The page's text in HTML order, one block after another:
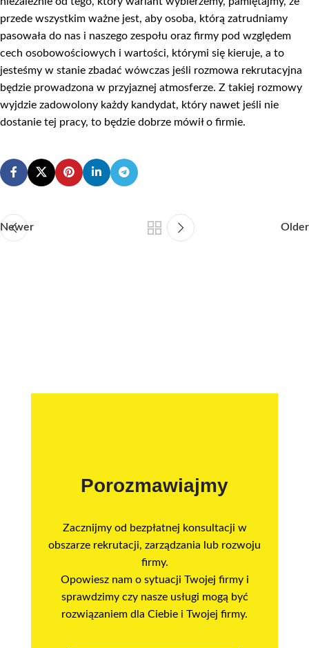
przede wszystkim ważne jest, aby osoba, którą zatrudniamy
pasowała do nas i naszego zespołu oraz firmy pod względem
cech osobowościowych i wartości, którymi się kieruje, a to
jesteśmy w stanie zbadać wówczas jeśli rozmowa rekrutacyjna
będzie prowadzona w przyjaznej atmosferze. Z takiej rozmowy
wyjdzie zadowolony każdy kandydat, który nawet jeśli nie
dostanie tej pracy, to będzie dobrze mówił o firmie.
Newer Older
Porozmawiajmy
Zacznijmy od bezpłatnej konsultacji w
obszarze rekrutacji, zarządzania lub rozwoju
firmy.
Opowiesz nam o sytuacji Twojej firmy i
sprawdzimy czy nasze usługi mogą być
rozwiązaniem dla Ciebie i Twojej firmy.